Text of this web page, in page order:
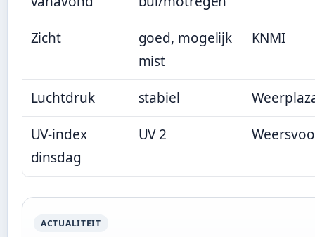
Zicht
goed, mogelijk
mist
KNMI
Luchtdruk stabiel
UV-index
dinsdag
UV 2
ACTUALITEIT